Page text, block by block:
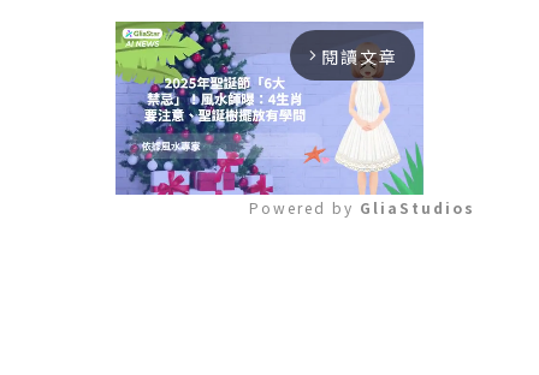
arrow_forward_ios 閱讀文章
Powered by GliaStudios